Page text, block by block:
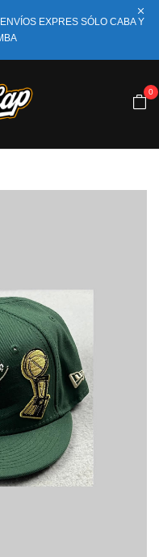
EXPRES SÓLO CABA Y
0